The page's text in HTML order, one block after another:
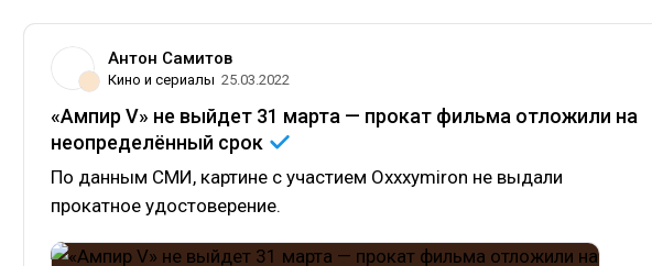
Антон Самитов
Кино и сериалы 25.03.2022
«Ампир V» не выйдет 31 марта — прокат фильма отложили на
неопределённый срок
По данным СМИ, картине с участием Oxxxymiron не выдали
прокатное удостоверение.